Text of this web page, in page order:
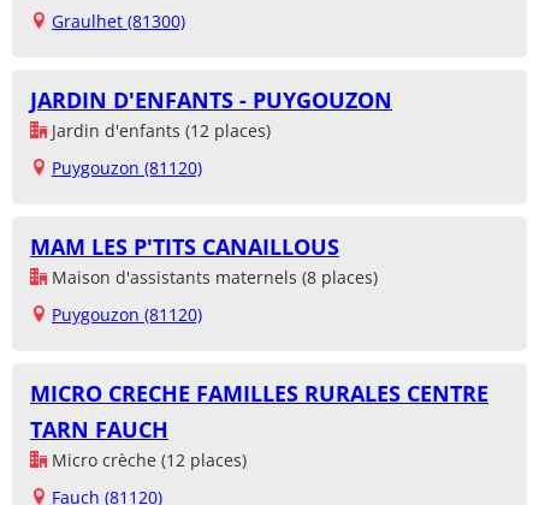
Graulhet (81300)
JARDIN D'ENFANTS - PUYGOUZON
Jardin d'enfants (12 places)
Puygouzon (81120)
MAM LES P'TITS CANAILLOUS
Maison d'assistants maternels (8 places)
Puygouzon (81120)
MICRO CRECHE FAMILLES RURALES CENTRE
TARN FAUCH
Micro crèche (12 places)
Fauch (81120)